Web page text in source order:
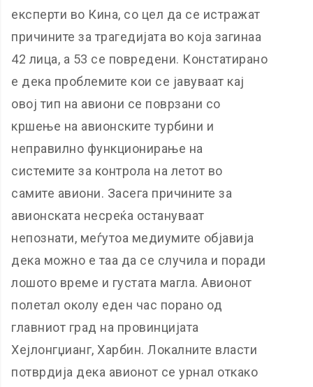
експерти во Кина, со цел да се истражат
причините за трагедијата во која загинаа
42 лица, а 53 се повредени. Констатирано
е дека проблемите кои се јавуваат кај
овој тип на авиони се поврзани со
кршење на авионските турбини и
неправилно функционирање на
системите за контрола на летот во
самите авиони. Засега причините за
авионската несреќа остануваат
непознати, меѓутоа медиумите објавија
дека можно е таа да се случила и поради
лошото време и густата магла. Авионот
полетал околу еден час порано од
главниот град на провинцијата
Хејлонгџианг, Харбин. Локалните власти
потврдија дека авионот се урнал откако